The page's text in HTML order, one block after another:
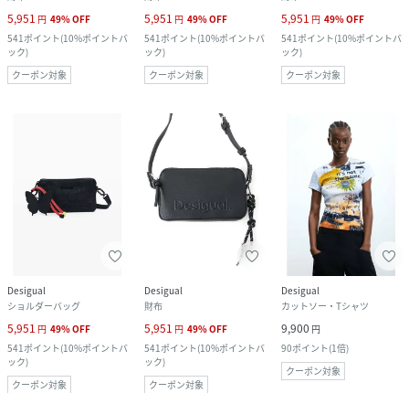
5,951 円 49%OFF
541ポイント(10%ポイントバ
ック)
クーポン対象
5,951 円 49%OFF
541ポイント(10%ポイントバ
ック)
クーポン対象
5,951 円 49%OFF
541ポイント(10%ポイントバ
ック)
クーポン対象
Desigual
ショルダーバッグ
5,951 円 49%OFF
541ポイント(10%ポイントバ
ック)
クーポン対象
Desigual
財布
5,951 円 49%OFF
541ポイント(10%ポイントバ
ック)
クーポン対象
Desigual
カットソー・Tシャツ
9,900 円
90ポイント(1倍)
クーポン対象